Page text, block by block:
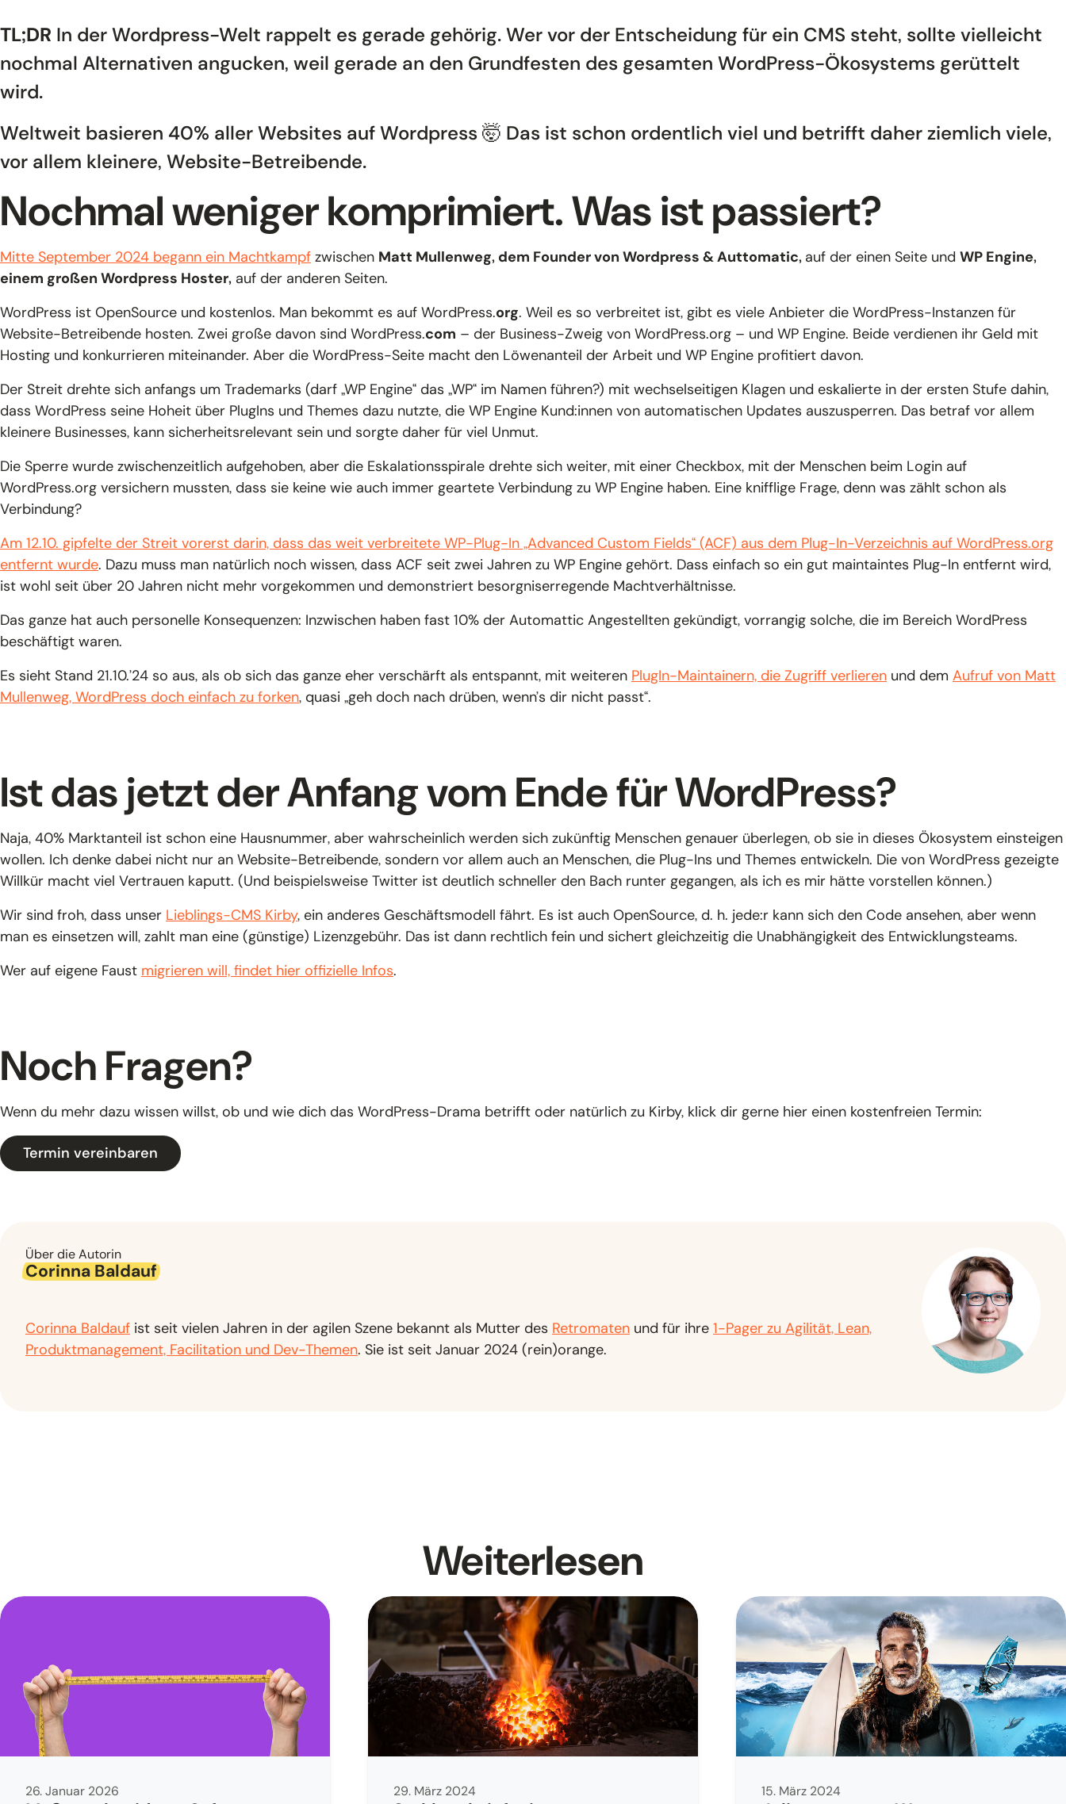
TL;DR In der Wordpress-Welt rappelt es gerade gehörig. Wer vor der Entscheidung für ein CMS steht, sollte vielleicht
nochmal Alternativen angucken, weil gerade an den Grundfesten des gesamten WordPress-Ökosystems gerüttelt
wird.
Weltweit basieren 40% aller Websites auf Wordpress 🤯 Das ist schon ordentlich viel und betrifft daher ziemlich viele,
vor allem kleinere, Website-Betreibende.
Nochmal weniger komprimiert. Was ist passiert?
Mitte September 2024 begann ein Machtkampf zwischen Matt Mullenweg, dem Founder von Wordpress & Auttomatic, auf der einen Seite und WP Engine,
einem großen Wordpress Hoster, auf der anderen Seiten.
WordPress ist OpenSource und kostenlos. Man bekommt es auf WordPress.org. Weil es so verbreitet ist, gibt es viele Anbieter die WordPress-Instanzen für
Website-Betreibende hosten. Zwei große davon sind WordPress.com – der Business-Zweig von WordPress.org – und WP Engine. Beide verdienen ihr Geld mit
Hosting und konkurrieren miteinander. Aber die WordPress-Seite macht den Löwenanteil der Arbeit und WP Engine profitiert davon.
Der Streit drehte sich anfangs um Trademarks (darf „WP Engine“ das „WP“ im Namen führen?) mit wechselseitigen Klagen und eskalierte in der ersten Stufe dahin,
dass WordPress seine Hoheit über PlugIns und Themes dazu nutzte, die WP Engine Kund:innen von automatischen Updates auszusperren. Das betraf vor allem
kleinere Businesses, kann sicherheitsrelevant sein und sorgte daher für viel Unmut.
Die Sperre wurde zwischenzeitlich aufgehoben, aber die Eskalationsspirale drehte sich weiter, mit einer Checkbox, mit der Menschen beim Login auf
WordPress.org versichern mussten, dass sie keine wie auch immer geartete Verbindung zu WP Engine haben. Eine knifflige Frage, denn was zählt schon als
Verbindung?
Am 12.10. gipfelte der Streit vorerst darin, dass das weit verbreitete WP-Plug-In „Advanced Custom Fields“ (ACF) aus dem Plug-In-Verzeichnis auf WordPress.org
entfernt wurde. Dazu muss man natürlich noch wissen, dass ACF seit zwei Jahren zu WP Engine gehört. Dass einfach so ein gut maintaintes Plug-In entfernt wird,
ist wohl seit über 20 Jahren nicht mehr vorgekommen und demonstriert besorgniserregende Machtverhältnisse.
Das ganze hat auch personelle Konsequenzen: Inzwischen haben fast 10% der Automattic Angestellten gekündigt, vorrangig solche, die im Bereich WordPress
beschäftigt waren.
Es sieht Stand 21.10.’24 so aus, als ob sich das ganze eher verschärft als entspannt, mit weiteren PlugIn-Maintainern, die Zugriff verlieren und dem Aufruf von Matt
Mullenweg, WordPress doch einfach zu forken, quasi „geh doch nach drüben, wenn’s dir nicht passt“.
Ist das jetzt der Anfang vom Ende für WordPress?
Naja, 40% Marktanteil ist schon eine Hausnummer, aber wahrscheinlich werden sich zukünftig Menschen genauer überlegen, ob sie in dieses Ökosystem einsteigen
wollen. Ich denke dabei nicht nur an Website-Betreibende, sondern vor allem auch an Menschen, die Plug-Ins und Themes entwickeln. Die von WordPress gezeigte
Willkür macht viel Vertrauen kaputt. (Und beispielsweise Twitter ist deutlich schneller den Bach runter gegangen, als ich es mir hätte vorstellen können.)
Wir sind froh, dass unser Lieblings-CMS Kirby, ein anderes Geschäftsmodell fährt. Es ist auch OpenSource, d. h. jede:r kann sich den Code ansehen, aber wenn
man es einsetzen will, zahlt man eine (günstige) Lizenzgebühr. Das ist dann rechtlich fein und sichert gleichzeitig die Unabhängigkeit des Entwicklungsteams.
Wer auf eigene Faust migrieren will, findet hier offizielle Infos.
Noch Fragen?
Wenn du mehr dazu wissen willst, ob und wie dich das WordPress-Drama betrifft oder natürlich zu Kirby, klick dir gerne hier einen kostenfreien Termin:
Termin vereinbaren
Über die Autorin
Corinna Baldauf
Corinna Baldauf ist seit vielen Jahren in der agilen Szene bekannt als Mutter des Retromaten und für ihre 1-Pager zu Agilität, Lean,
Produktmanagement, Facilitation und Dev-Themen. Sie ist seit Januar 2024 (rein)orange.
Weiterlesen
26. Januar 2026 29. März 2024 15. März 2024